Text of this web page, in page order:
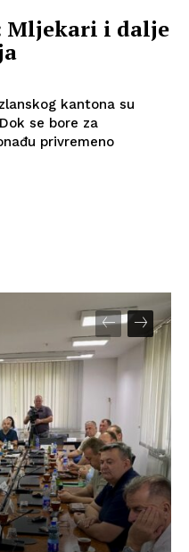
Mljekari i dalje
kantona su
se bore za
privremeno